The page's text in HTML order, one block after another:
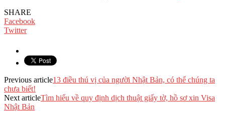
SHARE
Facebook
Twitter
Previous article13 điều thú vị của người Nhật Bản, có thể chúng ta
chưa biết!
Next articleTìm hiểu về quy định dịch thuật giấy tờ, hồ sơ xin Visa
Nhật Bản